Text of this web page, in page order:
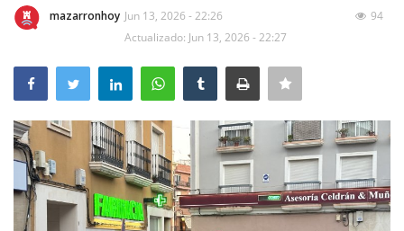
Contacto
Noticias
Mazarrón Hoy
Entrevistas
Reportajes
mazarronhoy Jun 13, 2026 - 22:26
Actualizado: Jun 13, 2026 - 22:27
94